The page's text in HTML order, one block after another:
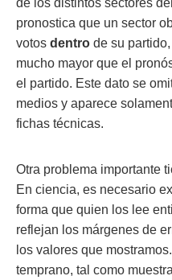
de los distintos sectores
pronostica que un sector
votos dentro de su
mucho mayor que el
el partido. Este dato se
medios y aparece
fichas técnicas.
Otra problema importante
En ciencia, es necesario
forma que quien los lee
reflejan los márgenes de
los valores que
temprano, tal como